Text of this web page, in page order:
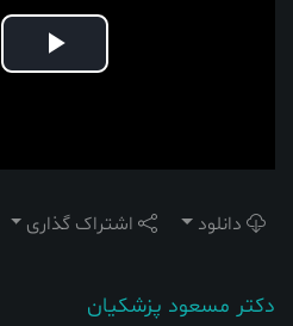
Play
دانلود اشتراک گذاری
دکتر مسعود پزشکیان